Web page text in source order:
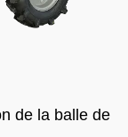
de la balle de